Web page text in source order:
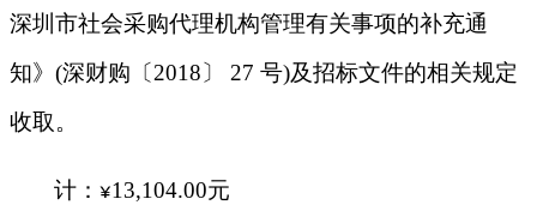
深圳市社会采购代理机构管理有关事项的补充通
知》(深财购〔2018〕 27 号)及招标文件的相关规定
收取。
计： ¥13,104.00元